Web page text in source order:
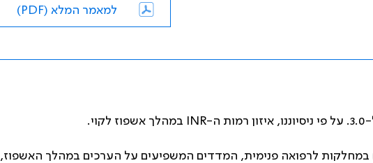
למאמר המלא (PDF)
INR במהלך אשפוז לקוי.
במחלקות לרפואה פנימית, המדדים המשפיעים על הערכים במהלך האשפוז,